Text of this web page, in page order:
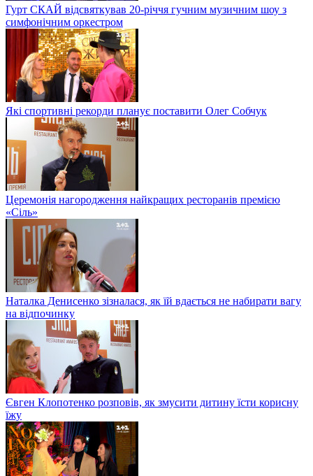
Гурт СКАЙ відсвяткував 20-річчя гучним музичним шоу з
симфонічним оркестром
Які спортивні рекорди планує поставити Олег Собчук
Церемонія нагородження найкращих ресторанів премією
«Сіль»
Наталка Денисенко зізналася, як їй вдається не набирати вагу
на відпочинку
Євген Клопотенко розповів, як змусити дитину їсти корисну
їжу